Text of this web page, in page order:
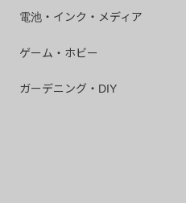
電池・インク・メディア
ゲーム・ホビー
ガーデニング・DIY